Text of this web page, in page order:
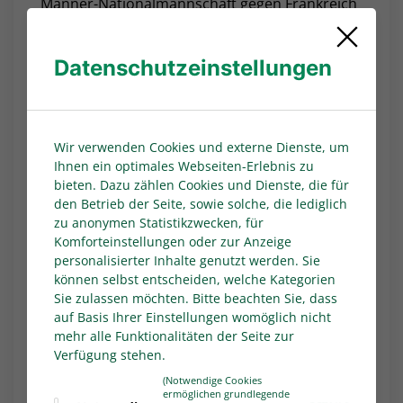
"Ohne Tore wäre der Fußball nur halb so
schön"
Ronny Zimmermann, 1. DFB-Vizepräsident
nur halb so schön. Das nahmen sich die
Gewinnerinnen und Gewinner der
Torjägerkanone für alle ganz besonders zu
Herzen. Die Trophäe, die wir gemeinsam mit
den DFB-Partnern kicker und Volkswagen
verleihen, drückt unsere besondere
Wertschätzung für ihre herausragenden
Leistungen aus und schlägt eine wunderbare
Brücke zwischen den Ligen, von den Profis bis
zu den Amateuren. Herzlichen Glückwunsch!"
Datenschutzeinstellungen
Wir verwenden Cookies und externe Dienste, um
Ihnen ein optimales Webseiten-Erlebnis zu
bieten. Dazu zählen Cookies und Dienste, die für
den Betrieb der Seite, sowie solche, die lediglich
zu anonymen Statistikzwecken, für
Komforteinstellungen oder zur Anzeige
personalisierter Inhalte genutzt werden. Sie
können selbst entscheiden, welche Kategorien
Sie zulassen möchten. Bitte beachten Sie, dass
auf Basis Ihrer Einstellungen womöglich nicht
mehr alle Funktionalitäten der Seite zur
Verfügung stehen.
(Notwendige Cookies
ermöglichen grundlegende